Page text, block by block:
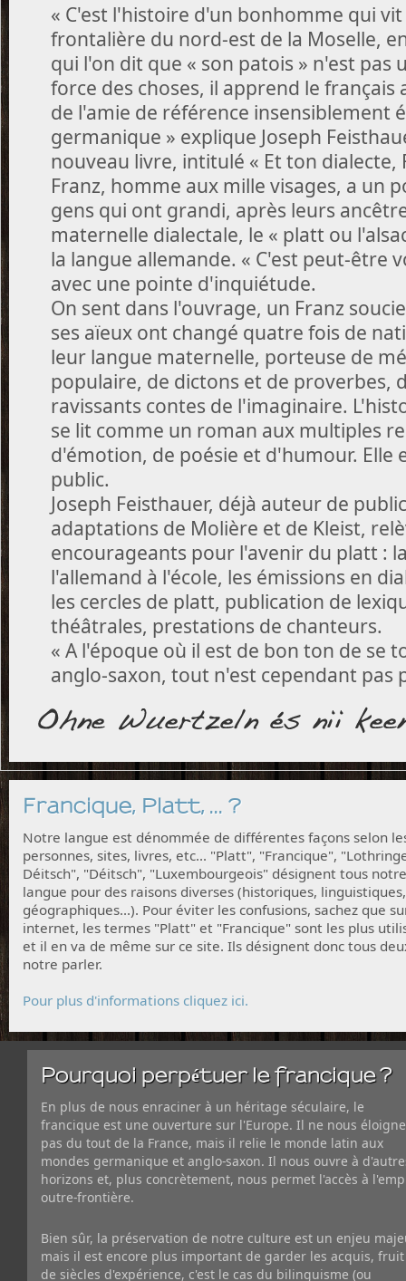
« C'est l'histoire d'un bonhomme qui
frontalière du nord-est de la Moselle,
qui l'on dit que « son patois » n'est pas
force des choses, il apprend le
de l'amie de référence insensiblement
germanique » explique Joseph
nouveau livre, intitulé « Et ton dialecte,
Franz, homme aux mille visages, a un
gens qui ont grandi, après leurs
maternelle dialectale, le « platt ou
la langue allemande. « C'est peut-être
avec une pointe d'inquiétude.
On sent dans l'ouvrage, un Franz
ses aïeux ont changé quatre fois de
leur langue maternelle, porteuse de
populaire, de dictons et de proverbes,
ravissants contes de l'imaginaire.
se lit comme un roman aux multiples
d'émotion, de poésie et d'humour. Elle
public.
Joseph Feisthauer, déjà auteur de
adaptations de Molière et de Kleist,
encourageants pour l'avenir du platt :
l'allemand à l'école, les émissions en
les cercles de platt, publication de
théâtrales, prestations de chanteurs.
« A l'époque où il est de bon ton de se
anglo-saxon, tout n'est cependant pas
Francique, Platt, ... ?
Notre langue est dénommée de différentes façons selon
personnes, sites, livres, etc... "Platt", "Francique",
Déitsch", "Déitsch", "Luxembourgeois" désignent tous notre
langue pour des raisons diverses (historiques, linguistiques,
géographiques...). Pour éviter les confusions, sachez que
internet, les termes "Platt" et "Francique" sont les plus
et il en va de même sur ce site. Ils désignent donc tous
notre parler.
Pour plus d'informations cliquez ici.
Pourquoi perpétuer le francique ?
En plus de nous enraciner à un héritage séculaire, le
francique est une ouverture sur l'Europe. Il ne nous éloigne
pas du tout de la France, mais il relie le monde latin aux
mondes germanique et anglo-saxon. Il nous ouvre à
horizons et, plus concrètement, nous permet l'accès à
outre-frontière.
Bien sûr, la préservation de notre culture est un enjeu
mais il est encore plus important de garder les acquis, fruit
de siècles d'expérience, c'est le cas du bilinguisme (ou